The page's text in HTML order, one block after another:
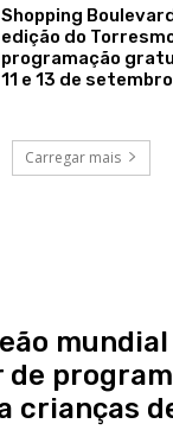
Shopping
edição do
programação
11 e 13 de setembro
Carregar mais